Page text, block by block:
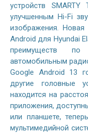
устройств
улучшенным Hi-Fi
изображения. Новая
Android для Hyundai
преимуществ
автомобильным
Google Android 13
другие головные
находится на
приложения,
или планшете,
мультимедийной